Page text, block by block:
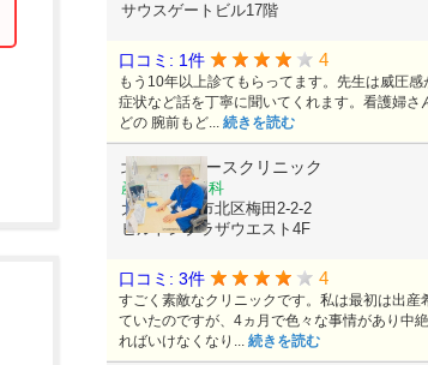
サウスゲートビル17階
口コミ: 1件 4
もう10年以上診てもらってます。先生は威圧感
症状など話を丁寧に聞いてくれます。看護婦さ
どの 腕前もど... 続きを読む
北中レディースクリニック
産婦人科, 内科
大阪府大阪市北区梅田2-2-2
ヒルトンプラザウエスト4F
口コミ: 3件 4
すごく素敵なクリニックです。私は最初は出産
ていたのですが、4ヵ月で色々な事情があり中
ればいけなくなり... 続きを読む